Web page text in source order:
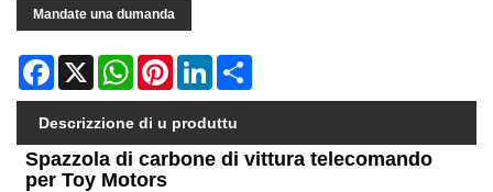
Mandate una dumanda
Facebook
X WhatsAppPinterestLinkedIn
Descrizzione di u produttu
Spazzola di carbone di vittura telecomando
per Toy Motors